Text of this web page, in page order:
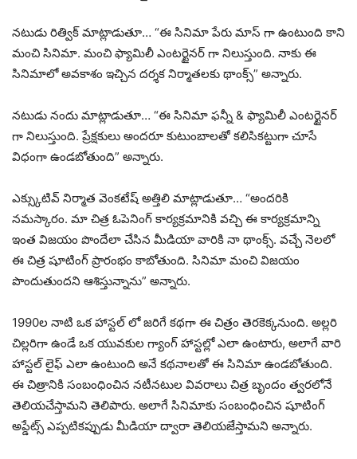
నటుడు రిత్విక్ మాట్లాడుతూ… “ఈ సినిమా పేరు మాస్ గా ఉంటుంది కాని
మంచి సినిమా. మంచి ఫ్యామిలీ ఎంటర్టైనర్ గా నిలుస్తుంది. నాకు ఈ
సినిమాలో అవకాశం ఇచ్చిన దర్శక నిర్మాతలకు థాంక్స్” అన్నారు.
నటుడు నందు మాట్లాడుతూ… “ఈ సినిమా ఫన్నీ & ఫ్యామిలీ ఎంటర్టైనర్
గా నిలుస్తుంది. ప్రేక్షకులు అందరూ కుటుంబాలతో కలిసికట్టుగా చూసే
విధంగా ఉండబోతుంది” అన్నారు.
ఎక్స్కుటివ్ నిర్మాత వెంకటేష్ అత్తిలి మాట్లాడుతూ… “అందరికి
నమస్కారం. మా చిత్ర ఓపెనింగ్ కార్యక్రమానికి వచ్చి ఈ కార్యక్రమాన్ని
ఇంత విజయం పొందేలా చేసిన మీడియా వారికి నా థాంక్స్. వచ్చే నెలలో
ఈ చిత్ర షూటింగ్ ప్రారంభం కాబోతుంది. సినిమా మంచి విజయం
పొందుతుందని ఆశిస్తున్నాను” అన్నారు.
1990ల నాటి ఒక హాస్టల్ లో జరిగే కథగా ఈ చిత్రం తెరకెక్కనుంది. అల్లరి
చిల్లరిగా ఉండే ఒక యువకుల గ్యాంగ్ హాస్టల్లో ఎలా ఉంటారు, అలాగే వారి
హాస్టల్ లైఫ్ ఎలా ఉంటుంది అనే కథనాలతో ఈ సినిమా ఉండబోతుంది.
ఈ చిత్రానికి సంబంధించిన నటీనటుల వివరాలు చిత్ర బృందం త్వరలోనే
తెలియచేస్తామని తెలిపారు. అలాగే సినిమాకు సంబంధించిన షూటింగ్
అప్డేట్స్ ఎప్పటికప్పుడు మీడియా ద్వారా తెలియజేస్తామని అన్నారు.